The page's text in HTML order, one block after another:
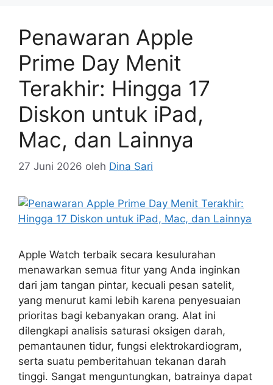
Penawaran Apple
Prime Day Menit
Terakhir: Hingga 17
Diskon untuk iPad,
Mac, dan Lainnya
27 Juni 2026 oleh Dina Sari
Apple Watch terbaik secara kesulurahan
menawarkan semua fitur yang Anda inginkan
dari jam tangan pintar, kecuali pesan satelit,
yang menurut kami lebih karena penyesuaian
prioritas bagi kebanyakan orang. Alat ini
dilengkapi analisis saturasi oksigen darah,
pemantaunen tidur, fungsi elektrokardiogram,
serta suatu pemberitahuan tekanan darah
tinggi. Sangat menguntungkan, batrainya dapat